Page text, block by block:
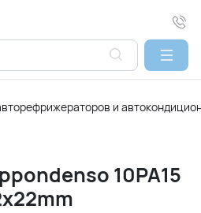
и
10PA15